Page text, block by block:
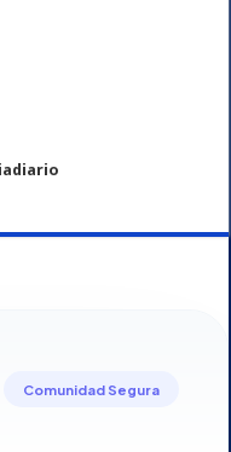
Comunidad Segura